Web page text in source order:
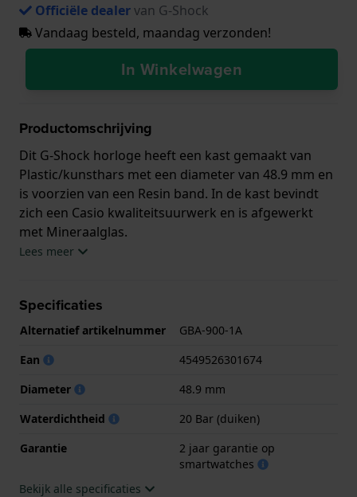
Officiële dealervan G-Shock
Vandaag besteld, maandag verzonden!
In Winkelwagen
Productomschrijving
Dit G-Shock horloge heeft een kast gemaakt van
Plastic/kunsthars met een diameter van 48.9 mm en
is voorzien van een Resin band. In de kast bevindt
zich een Casio kwaliteitsuurwerk en is afgewerkt
met Mineraalglas.
horloge geleverd met
2 jaar garantie op smartwatches
Lees meer
Specificaties
Alternatief artikelnummer
GBA-900-1A
Ean
4549526301674
Diameter
48.9 mm
Waterdichtheid
20 Bar (duiken)
Garantie
2 jaar garantie op
smartwatches
Bekijk alle specificaties